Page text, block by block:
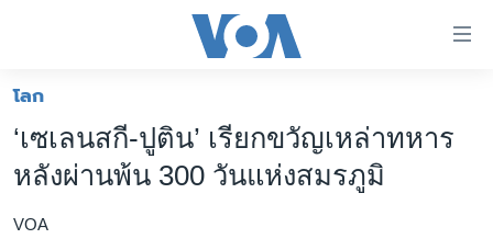
ต่อ
ข้าม
เนื้อหา
ข้าม
โลก
เอเชีย
สหรัฐฯ
โลก
‘เซเลนสกี-ปูติน’ เรียกขวัญเหล่าทหาร
หลังผ่านพ้น 300 วันแห่งสมรภูมิ
VOA